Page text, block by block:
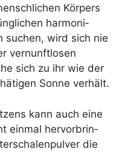
Kör­pers
har­mo­ni­
suchen, wird sich nie
ver­nunft­lo­sen
sich zu ihr wie der
Son­ne verhält.
kann auch eine
ein­mal her­vor­brin­
die